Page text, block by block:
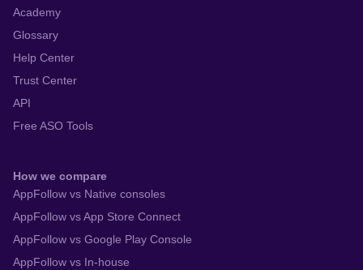
理系就活のやり方を知りたい
Academy
Glossary
Help Center
Trust Center
API
Free ASO Tools
How we compare
AppFollow vs Native consoles
AppFollow vs App Store Connect
AppFollow vs Google Play Console
AppFollow vs In-house